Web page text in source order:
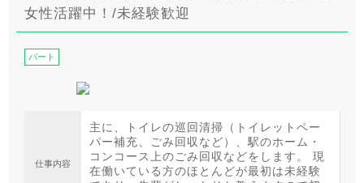
女性活躍中！/未経験歓迎
パート
仕事内容
主に、トイレの巡回清掃（トイレットペー
パー補充、ごみ回収など）、駅のホーム・
コンコース上のごみ回収などをします。 現
在働いている方のほとんどが最初は未経験